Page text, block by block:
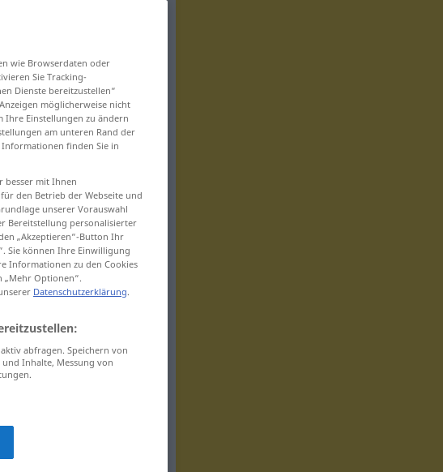
wie Browserdaten oder
Sie Tracking-
Dienste bereitzustellen“
möglicherweise nicht
Ihre Einstellungen zu ändern
am unteren Rand der
Informationen finden Sie in
besser mit Ihnen
den Betrieb der Webseite und
unserer Vorauswahl
Bereitstellung personalisierter
„Akzeptieren“-Button Ihr
Sie können Ihre Einwilligung
Informationen zu den Cookies
„Mehr Optionen“.
Datenschutzerklärung.
abfragen. Speichern von
Inhalte, Messung von